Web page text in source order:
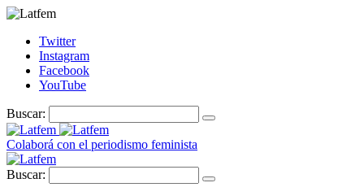
Twitter
Instagram
Facebook
YouTube
Buscar:
Colaborá con el periodismo feminista
Buscar: